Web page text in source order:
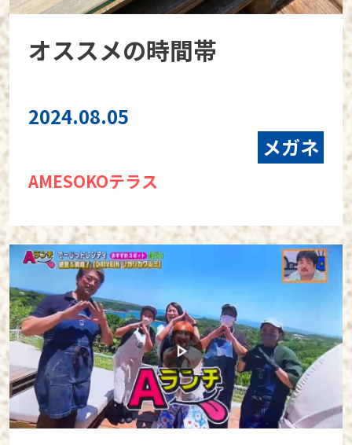
オススメの時間帯
2024.08.05
メガネ
AMESOKOテラス